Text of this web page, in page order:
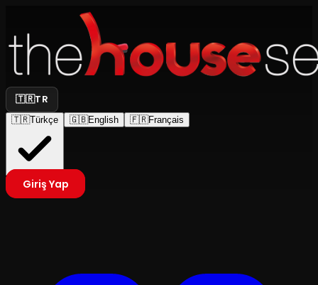
🇹🇷TR
🇹🇷Türkçe 🇬🇧English 🇫🇷Français
Giriş Yap